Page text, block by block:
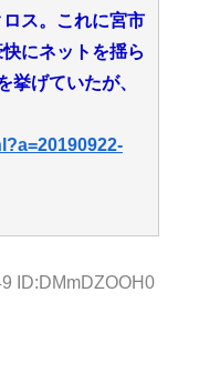
ス。これに宮市
にネットを揺ら
挙げていたが、
ID:DMmDZOOH0